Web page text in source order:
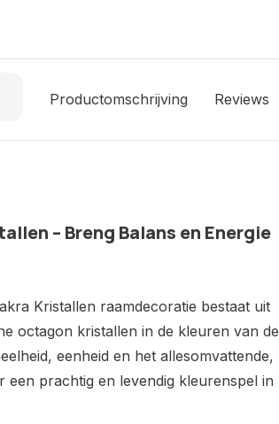
Productomschrijving Reviews
– Breng Balans en Energie
Kristallen raamdecoratie bestaat uit
octagon kristallen in de kleuren van de
eenheid en het allesomvattende,
prachtig en levendig kleurenspel in